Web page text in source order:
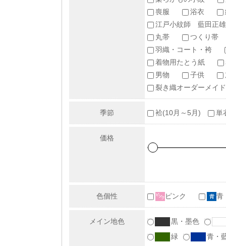
喪服
浴衣
江戸小紋師 藍田正
丸帯
つくり帯
羽織・コート・袴
着物用たとう紙
男物
子供
裂き織オーダーメイド
季節 袷(10月～5月) 単
価格
色個性 ピンク 青
メイン地色
黒・墨色
緑
青・